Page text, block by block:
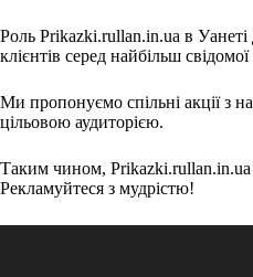
Роль Prikazki.rullan.in.ua в Уанеті
клієнтів серед найбільш
Ми пропонуємо спільні акції з
цільовою аудиторією.
Таким чином, Prikazki.rullan.in.ua
Рекламуйтеся з мудрістю!